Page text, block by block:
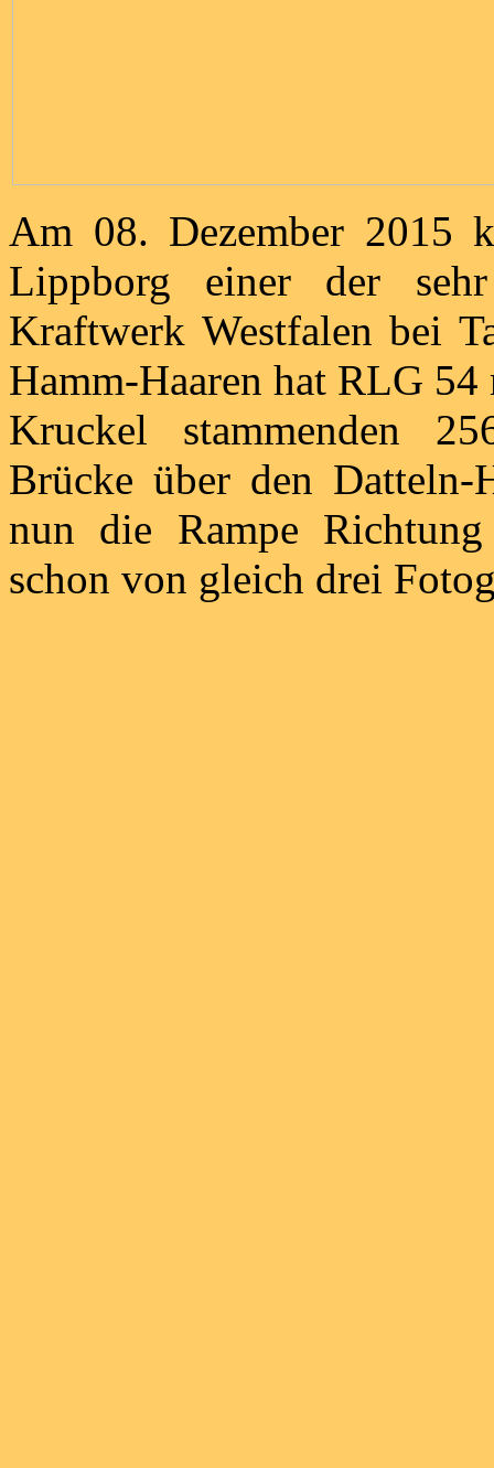
Am 08. Dezember 2015
Lippborg einer der sehr
Kraftwerk Westfalen bei
Hamm-Haaren hat RLG
Kruckel stammenden
Brücke über den
nun die Rampe
schon von gleich drei